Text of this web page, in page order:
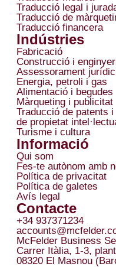
Traducció legal i
Traducció de
Traducció financera
Indústries
Fabricació
Construcció i
Assessorament
Energia, petroli i gas
Alimentació i begudes
Màrqueting i publicitat
Traducció de patents i
de propietat
Turisme i cultura
Informació
Qui som
Fes-te autònom amb
Política de privacitat
Política de galetes
Avís legal
Contacte
+34 937371234
McFelder Business
Carrer Itàlia, 1-3,
08320 El Masnou